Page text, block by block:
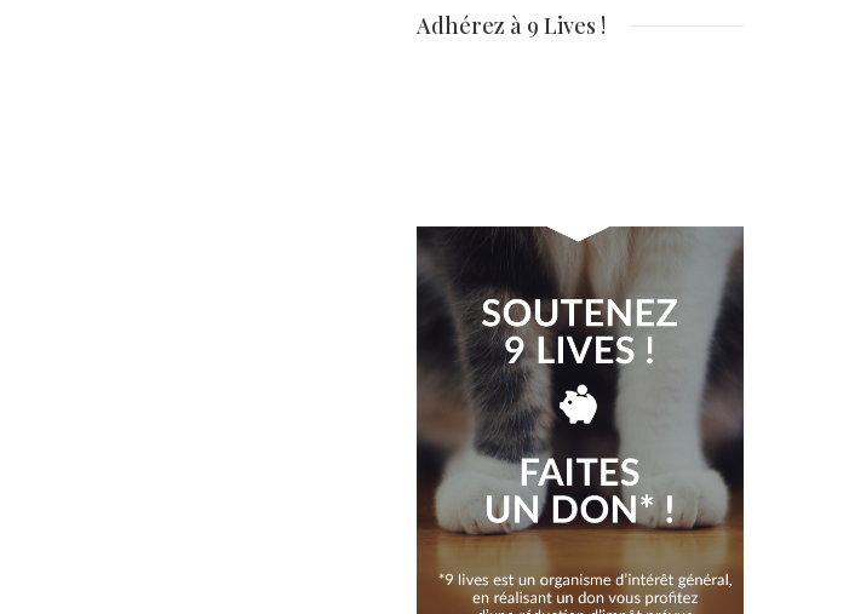
Adhérez à 9 Lives !